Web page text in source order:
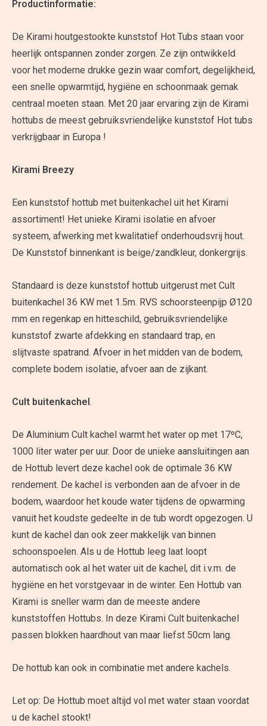
Productinformatie:
De Kirami houtgestookte kunststof Hot Tubs staan voor
heerlijk ontspannen zonder zorgen. Ze zijn ontwikkeld
voor het moderne drukke gezin waar comfort, degelijkheid,
een snelle opwarmtijd, hygiëne en schoonmaak gemak
centraal moeten staan. Met 20 jaar ervaring zijn de Kirami
hottubs de meest gebruiksvriendelijke kunststof Hot tubs
verkrijgbaar in Europa !
Kirami Breezy
Een kunststof hottub met buitenkachel uit het Kirami
assortiment! Het unieke Kirami isolatie en afvoer
systeem, afwerking met kwalitatief onderhoudsvrij hout.
De Kunststof binnenkant is beige/zandkleur, donkergrijs.
Standaard is deze kunststof hottub uitgerust met Cult
buitenkachel 36 KW met 1.5m. RVS schoorsteenpijp Ø120
mm en regenkap en hitteschild, gebruiksvriendelijke
kunststof zwarte afdekking en standaard trap, en
slijtvaste spatrand. Afvoer in het midden van de bodem,
complete bodem isolatie, afvoer aan de zijkant.
Cult buitenkachel.
De Aluminium Cult kachel warmt het water op met 17ºC,
1000 liter water per uur. Door de unieke aansluitingen aan
de Hottub levert deze kachel ook de optimale 36 KW
rendement. De kachel is verbonden aan de afvoer in de
bodem, waardoor het koude water tijdens de opwarming
vanuit het koudste gedeelte in de tub wordt opgezogen. U
kunt de kachel dan ook zeer makkelijk van binnen
schoonspoelen. Als u de Hottub leeg laat loopt
automatisch ook al het water uit de kachel, dit i.v.m. de
hygiëne en het vorstgevaar in de winter. Een Hottub van
Kirami is sneller warm dan de meeste andere
kunststoffen Hottubs. In deze Kirami Cult buitenkachel
passen blokken haardhout van maar liefst 50cm lang.
De hottub kan ook in combinatie met andere kachels.
Let op: De Hottub moet altijd vol met water staan voordat
u de kachel stookt!